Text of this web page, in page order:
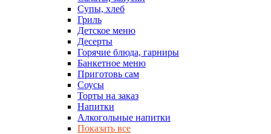
Супы, хлеб
Гриль
Детское меню
Десерты
Горячие блюда, гарниры
Банкетное меню
Приготовь сам
Соусы
Торты на заказ
Напитки
Алкогольные напитки
Показать все